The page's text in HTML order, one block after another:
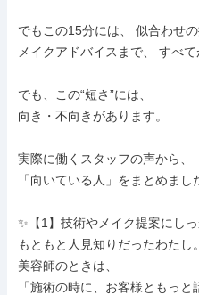
でもこの15分には、 似合わせの
メイクアドバイスまで、 すべ
でも、この“短さ”には、
向き・不向きがあります。
実際に働くスタッフの声から、
「向いている人」をまとめまし
✨【1】技術やメイク提案にし
もともと人見知りだったわたし。
美容師のときは、
「施術の時に、お客様ともっと